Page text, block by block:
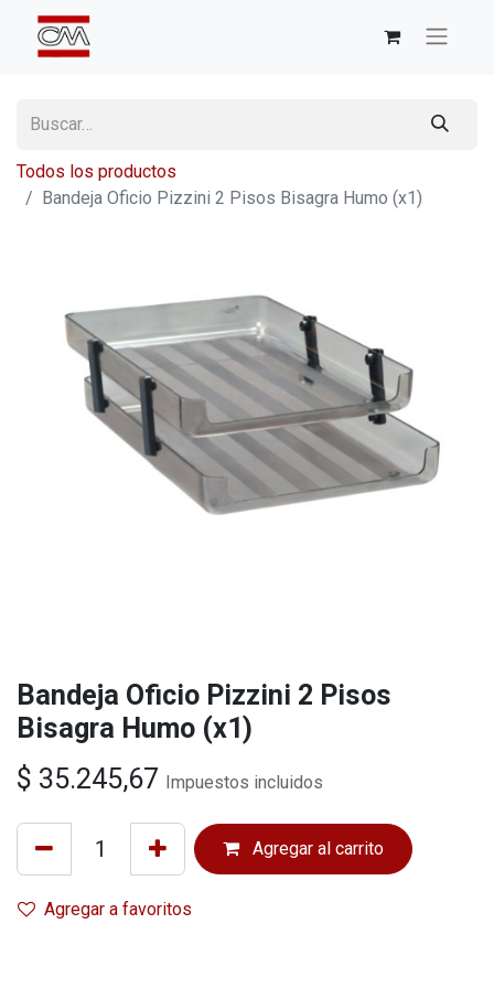
Todos los productos
Bandeja Oficio Pizzini 2 Pisos Bisagra Humo (x1)
Bandeja Oficio Pizzini 2 Pisos
Bisagra Humo (x1)
$ 35.245,67 Impuestos incluidos
Agregar al carrito
Agregar a favoritos